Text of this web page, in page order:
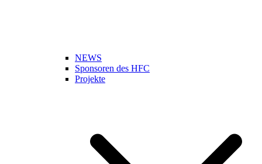
NEWS
Sponsoren des HFC
Projekte